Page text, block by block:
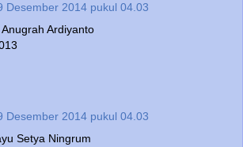
Desember 2014 pukul 04.03
Ardiyanto
Desember 2014 pukul 04.03
Setya Ningrum